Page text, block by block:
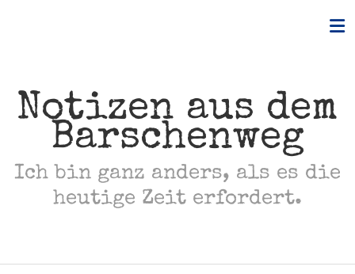
Notizen aus dem
Barschenweg
Ich bin ganz anders, als es die
heutige Zeit erfordert.